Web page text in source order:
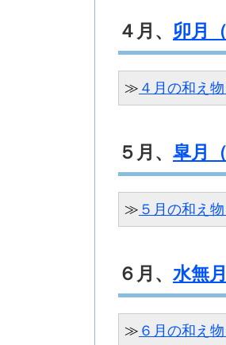
４月、 卯月
≫ ４月の和え
５月、 皐月
≫ ５月の和え
６月、 水無
≫ ６月の和え